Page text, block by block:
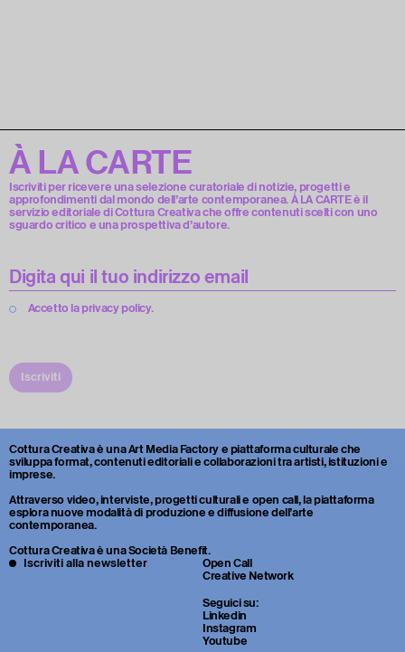
À LA CARTE
Iscriviti per ricevere una selezione curatoriale di notizie, progetti e
approfondimenti dal mondo dell’arte contemporanea. À LA CARTE è il
servizio editoriale di Cottura Creativa che offre contenuti scelti con uno
sguardo critico e una prospettiva d’autore.
Accetto la privacy policy.
Iscriviti
Cottura Creativa è una Art Media Factory e piattaforma culturale che
sviluppa format, contenuti editoriali e collaborazioni tra artisti, istituzioni e
imprese.
Attraverso video, interviste, progetti culturali e open call, la piattaforma
esplora nuove modalità di produzione e diffusione dell’arte
contemporanea.
Cottura Creativa è una Società Benefit.
Open Call
Creative Network
Seguici su:
Linkedin
Instagram
Youtube
Iscriviti alla newsletter